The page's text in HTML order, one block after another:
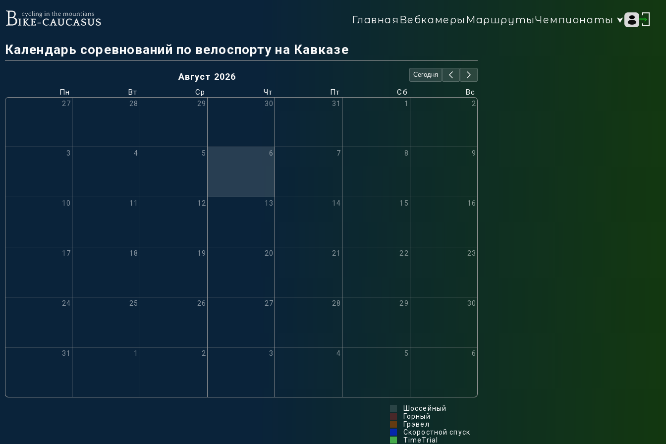
Главная Вебкамеры МаршрутыЧемпионаты
Календарь соревнований по велоспорту на Кавказе
август 2026 Сегодня
Пн Вт Ср Чт Пт Сб Вс
27 28 29 30 31 1 2
3 4 5 6 7 8 9
10 11 12 13 14 15 16
17 18 19 20 21 22 23
24 25 26 27 28 29 30
31 1 2 3 4 5 6
Шоссейный
Горный
Грэвел
Скоростной спуск
TimeTrial